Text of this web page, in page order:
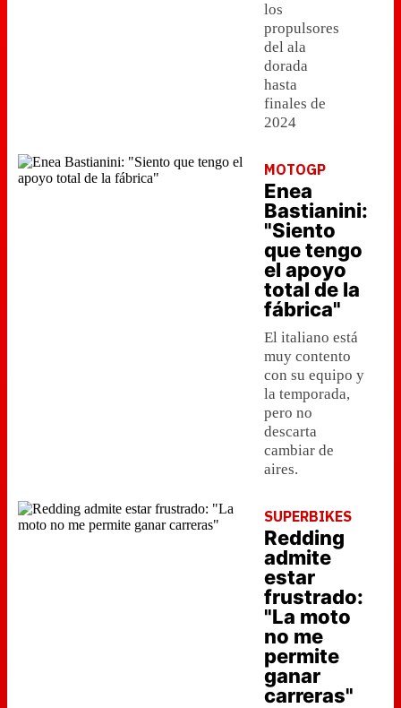
los
propulsores
del ala
dorada
hasta
finales de
2024
MOTOGP
Enea
Bastianini:
"Siento
que tengo
el apoyo
total de la
fábrica"
El italiano está
muy contento
con su equipo y
la temporada,
pero no
descarta
cambiar de
aires.
SUPERBIKES
Redding
admite
estar
frustrado:
"La moto
no me
permite
ganar
carreras"